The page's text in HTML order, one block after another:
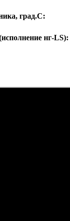
град.C:
нг-LS):